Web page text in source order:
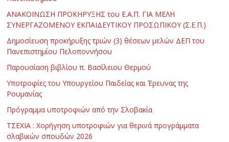
ΑΝΑΚΟΙΝΩΣΗ ΠΡΟΚΗΡΥΞΗΣ του Ε.Α.Π. ΓΙΑ ΜΕΛΗ
ΣΥΝΕΡΓΑΖΟΜΕΝΟΥ ΕΚΠΑΙΔΕΥΤΙΚΟΥ ΠΡΟΣΩΠΙΚΟΥ (Σ.Ε.Π.)
Δημοσίευση προκήρυξης τριών (3) θέσεων μελών ΔΕΠ του
Πανεπιστημίου Πελοποννήσου
Παρουσίαση βιβλίου π. Βασίλειου Θερμού
Υποτροφίες του Υπουργείου Παιδείας και Έρευνας της
Ρουμανίας
Πρόγραμμα υποτροφιών από την Σλοβακία
ΤΣΕΧΙΑ : Χορήγηση υποτροφιών για θερινά προγράμματα
σλαβικών σπουδών 2026